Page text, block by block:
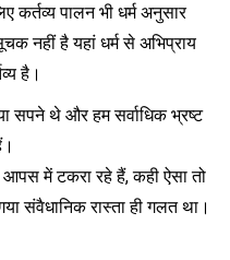
कर्तव्य पालन भी धर्म अनुसार
नहीं है यहां धर्म से अभिप्राय
है।
सपने थे और हम सर्वाधिक भ्रष्ट
में टकरा रहे हैं, कही ऐसा तो
संवैधानिक रास्ता ही गलत था।